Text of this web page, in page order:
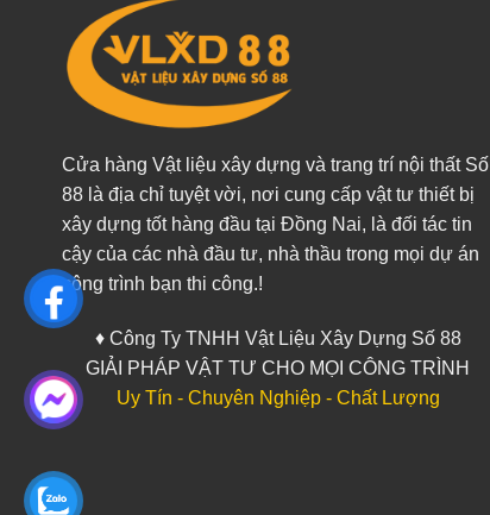
Cửa hàng Vật liệu xây dựng và trang trí nội thất Số
88 là địa chỉ tuyệt vời, nơi cung cấp vật tư thiết bị
xây dựng tốt hàng đầu tại Đồng Nai, là đối tác tin
cậy của các nhà đầu tư, nhà thầu trong mọi dự án
công trình bạn thi công.!
♦ Công Ty TNHH Vật Liệu Xây Dựng Số 88
GIẢI PHÁP VẬT TƯ CHO MỌI CÔNG TRÌNH
Uy Tín - Chuyên Nghiệp - Chất Lượng